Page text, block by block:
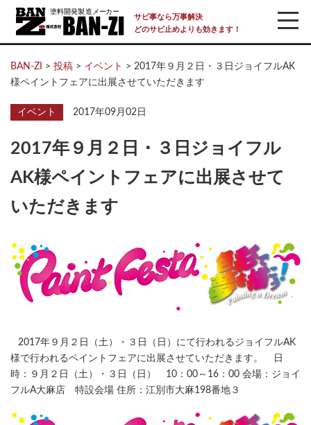
サビ事なら万事解決
どのサビ止めよりも効きます！
BAN-ZI > 投稿 > イベント > 2017年９月２日・３日ジョイフルAK
様ペイントフェアに出展させていただきます
イベント 2017年09月02日
2017年９月２日・３日ジョイフル
AK様ペイントフェアに出展させて
いただきます
2017年９月２日（土）・３日（日）にて行われるジョイフルAK
様で行われるペイントフェアに出展させていただきます。 日
時：９月２日（土）・３日（日） 10：00～16：00 会場：ジョイ
フルA大麻店 特設会場 住所：江別市大麻198番地３